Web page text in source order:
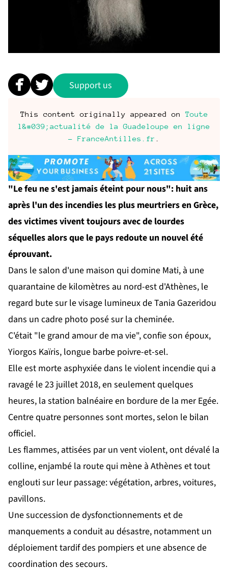
Support us
This content originally appeared on Toute
l&#039;actualité de la Guadeloupe en ligne
- FranceAntilles.fr
"Le feu ne s'est jamais éteint pour nous": huit ans
après l'un des incendies les plus meurtriers en Grèce,
des victimes vivent toujours avec de lourdes
séquelles alors que le pays redoute un nouvel été
éprouvant.
Dans le salon d'une maison qui domine Mati, à une
quarantaine de kilomètres au nord-est d'Athènes, le
regard bute sur le visage lumineux de Tania Gazeridou
dans un cadre photo posé sur la cheminée.
C'était "le grand amour de ma vie", confie son époux,
Yiorgos Kaïris, longue barbe poivre-et-sel.
Elle est morte asphyxiée dans le violent incendie qui a
ravagé le 23 juillet 2018, en seulement quelques
heures, la station balnéaire en bordure de la mer Egée.
Centre quatre personnes sont mortes, selon le bilan
officiel.
Les flammes, attisées par un vent violent, ont dévalé la
colline, enjambé la route qui mène à Athènes et tout
englouti sur leur passage: végétation, arbres, voitures,
pavillons.
Une succession de dysfonctionnements et de
manquements a conduit au désastre, notamment un
déploiement tardif des pompiers et une absence de
coordination des secours.